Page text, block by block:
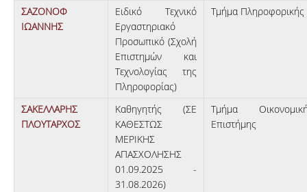
ΣΑΖΟΝΟΦ
ΙΩΑΝΝΗΣ
Ειδικό Τεχνικό
Εργαστηριακό
Προσωπικό (Σχολή
Επιστημών και
Τεχνολογίας της
Πληροφορίας)
Τμήμα Πληροφορικής
ΣΑΚΕΛΛΑΡΗΣ
ΠΛΟΥΤΑΡΧΟΣ
Καθηγητής (ΣΕ
ΚΑΘΕΣΤΩΣ
ΜΕΡΙΚΗΣ
ΑΠΑΣΧΟΛΗΣΗΣ
01.09.2025 -
31.08.2026)
Τμήμα
Επιστήμης